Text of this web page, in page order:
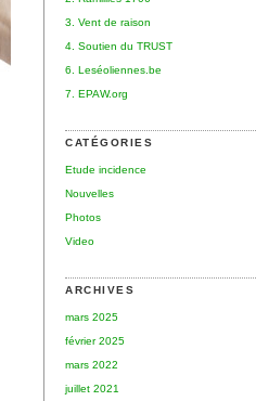
3. Vent de raison
4. Soutien du TRUST
6. Leséoliennes.be
7. EPAW.org
CATÉGORIES
Etude incidence
Nouvelles
Photos
Video
ARCHIVES
mars 2025
février 2025
mars 2022
juillet 2021